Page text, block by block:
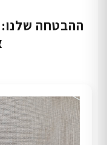
ההבטחה